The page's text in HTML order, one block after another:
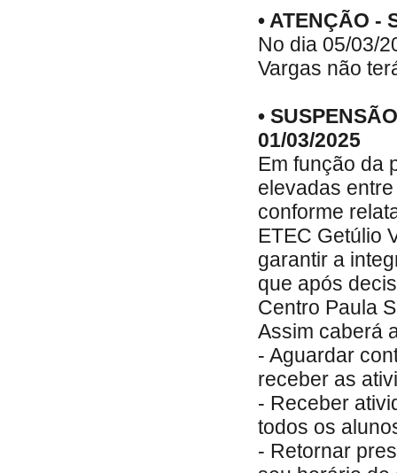
• ATENÇÃO -
No dia 05/03/
Vargas não
•
01/03/2025
Em função da
elevadas
conforme
ETEC Getúlio
garantir a
que após
Centro Paula
Assim caberá
- Aguardar
receber as
- Receber
todos os
- Retornar